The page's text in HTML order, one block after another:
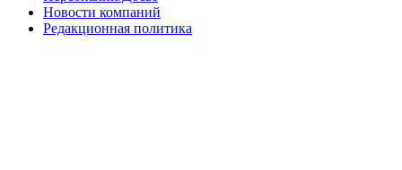
Новости компаний
Редакционная политика